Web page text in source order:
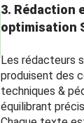
3. Rédaction
optimisation
Les rédacteurs
produisent des
techniques &
équilibrant